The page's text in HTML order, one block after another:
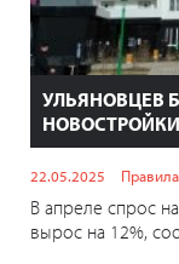
УЛЬЯНОВЦЕВ
22.05.2025
В апреле спрос
вырос на 12%,